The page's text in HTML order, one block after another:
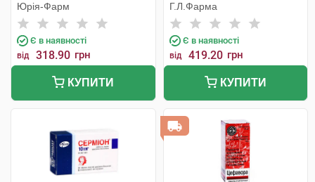
Юрія-Фарм
Є в наявності
від 318.90 грн
КУПИТИ
Г.Л.Фарма
Є в наявності
від 419.20 грн
КУПИТИ